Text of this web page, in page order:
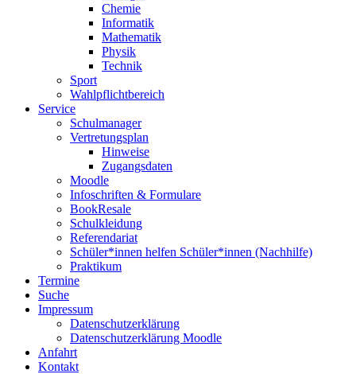
Chemie
Informatik
Mathematik
Physik
Technik
Sport
Wahlpflichtbereich
Service
Schulmanager
Vertretungsplan
Hinweise
Zugangsdaten
Moodle
Infoschriften & Formulare
BookResale
Schulkleidung
Referendariat
Schüler*innen helfen Schüler*innen (Nachhilfe)
Praktikum
Termine
Suche
Impressum
Datenschutzerklärung
Datenschutzerklärung Moodle
Anfahrt
Kontakt